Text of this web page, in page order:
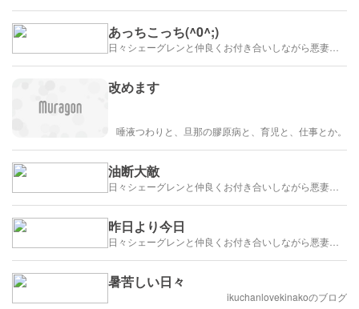
あっちこっち(^0^;)
改めます
唾液つわりと、旦那の膠原病と、育児と、仕事とか。
油断大敵
昨日より今日
暑苦しい日々
ikuchanlovekinakoのブログ